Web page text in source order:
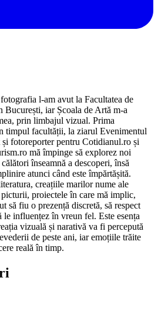
l-am avut la Facultatea de
iar Școala de Artă m-a
prin limbajul vizual. Prima
timpul facultății, la ziarul Evenimentul
fotoreporter pentru Cotidianul.ro și
mă împinge să explorez noi
înseamnă a descoperi, însă
atunci când este împărtășită.
creațiile marilor nume ale
proiectele în care mă implic,
să fiu o prezență discretă, să respect
le influențez în vreun fel. Este esența
vizuală și narativă va fi percepută
de peste ani, iar emoțiile trăite
reală în timp.